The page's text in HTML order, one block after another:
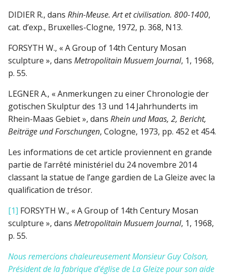
DIDIER R., dans Rhin-Meuse. Art et civilisation. 800-1400,
cat. d’exp., Bruxelles-Clogne, 1972, p. 368, N13.
FORSYTH W., « A Group of 14th Century Mosan
sculpture », dans Metropolitain Musuem Journal, 1, 1968,
p. 55.
LEGNER A., « Anmerkungen zu einer Chronologie der
gotischen Skulptur des 13 und 14 Jahrhunderts im
Rhein-Maas Gebiet », dans Rhein und Maas, 2, Bericht,
Beiträge und Forschungen, Cologne, 1973, pp. 452 et 454.
Les informations de cet article proviennent en grande
partie de l’arrêté ministériel du 24 novembre 2014
classant la statue de l’ange gardien de La Gleize avec la
qualification de trésor.
[1] FORSYTH W., « A Group of 14th Century Mosan
sculpture », dans Metropolitain Musuem Journal, 1, 1968,
p. 55.
Nous remercions chaleureusement Monsieur Guy Colson,
Président de la fabrique d'église de La Gleize pour son aide